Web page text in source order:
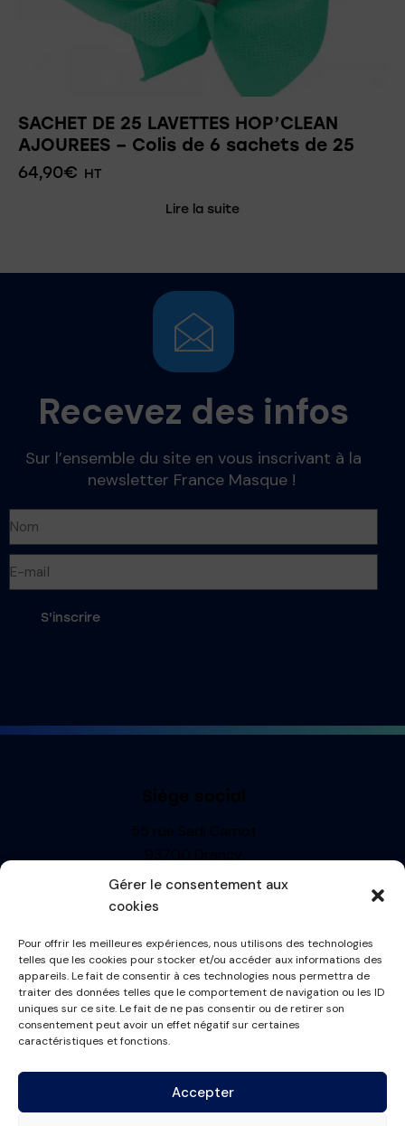
Gérer le consentement aux
cookies
Pour offrir les meilleures expériences, nous utilisons des technologies
telles que les cookies pour stocker et/ou accéder aux informations des
appareils. Le fait de consentir à ces technologies nous permettra de
traiter des données telles que le comportement de navigation ou les ID
uniques sur ce site. Le fait de ne pas consentir ou de retirer son
consentement peut avoir un effet négatif sur certaines
caractéristiques et fonctions.
Accepter
SACHET DE 25 LAVETTES HOP’CLEAN
AJOUREES – Colis de 6 sachets de 25
64,90€ HT
Lire la suite
Recevez des infos
Sur l’ensemble du site en vous inscrivant à la
newsletter France Masque !
S'inscrire
Siège social
55 rue Sadi Carnot
93700 Drancy
Siren : 499710697
TVA: FR13499710697
Informations
Mentions Légales
Politique de cookies
Conditions générales
Contactez-nous